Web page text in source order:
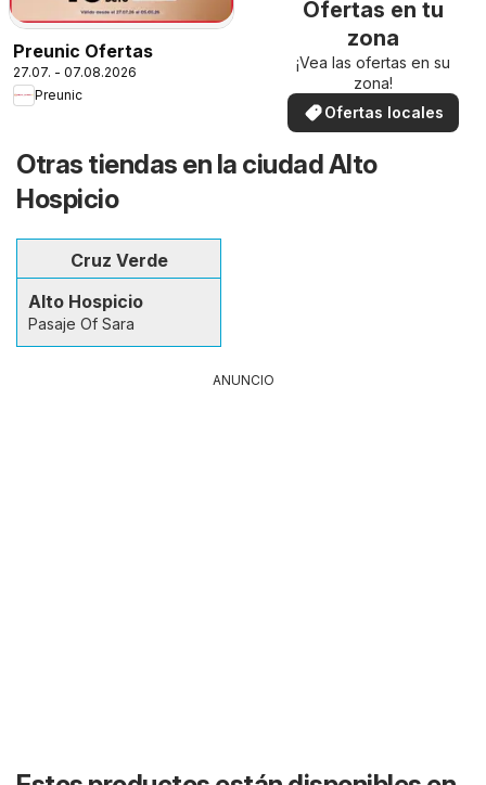
Preunic Ofertas
27.07. - 07.08.2026
Preunic
Ofertas en tu
zona
¡Vea las ofertas en su
zona!
Ofertas locales
Otras tiendas en la ciudad Alto
Hospicio
Cruz Verde
Alto Hospicio
Pasaje Of Sara
ANUNCIO